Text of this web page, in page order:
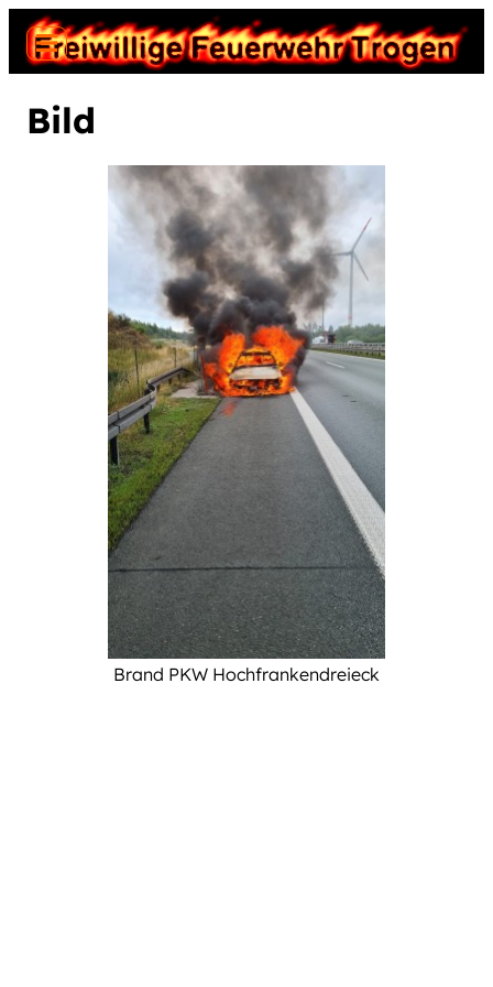
Einsätze
Termine
Fahrzeuge
Gerätehaus
Geschichte
Informationen
Bild
Brand PKW Hochfrankendreieck